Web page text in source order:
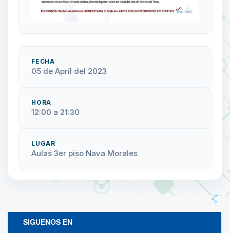
FECHA
05 de April del 2023
HORA
12:00 a 21:30
LUGAR
Aulas 3er piso Nava Morales
SIGUENOS EN